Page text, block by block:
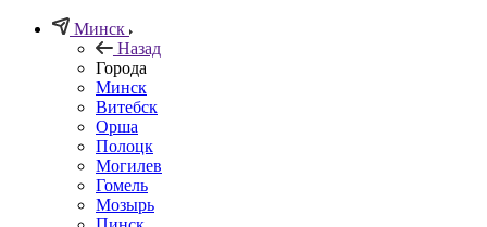
Минск
Назад
Города
Минск
Витебск
Орша
Полоцк
Могилев
Гомель
Мозырь